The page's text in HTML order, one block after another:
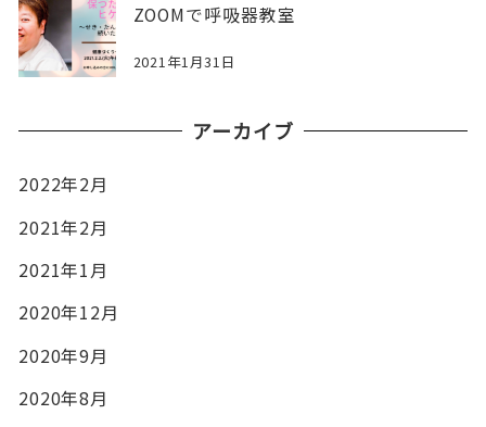
ZOOMで呼吸器教室
2021年1月31日
アーカイブ
2022年2月
2021年2月
2021年1月
2020年12月
2020年9月
2020年8月